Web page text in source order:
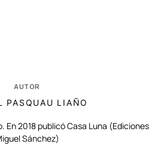
AUTOR
PASQUAU LIAÑO
En 2018 publicó Casa Luna (Ediciones
Sánchez)